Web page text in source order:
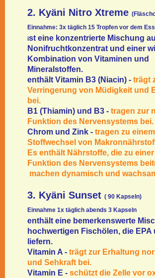
2. Kyäni Nitro Xtreme
Einnahme: 3x täglich 15 Tropfen vor dem
ist eine konzentrierte Mischung
Nonifruchtkonzentrat und einer
Kombination von Vitaminen und
Mineralstoffen.
enthält Vitamin B3 (Niacin) - trägt
Verringerung von Müdigkeit und
bei.
B1 (Thiamin) und B3 - tragen zur
Funktion des Nervensystems bei.
Chrom und Zink - tragen zu
Stoffwechsel von
Es enthält Nährstoffe, die zu
Funktion des Nervensystems
machen dynamisch und
3. Kyäni Sunset ( 90 Kapseln)
Einnahme 1x täglich abends 3 Kapseln
enthält eine bemerkenswerte
hochwertigen Fischölen, die EPA
liefern.
Vitamin A - trägt zur Erhaltung
und Sehkraft bei.
Vitamin E - schützt die Zelle vor